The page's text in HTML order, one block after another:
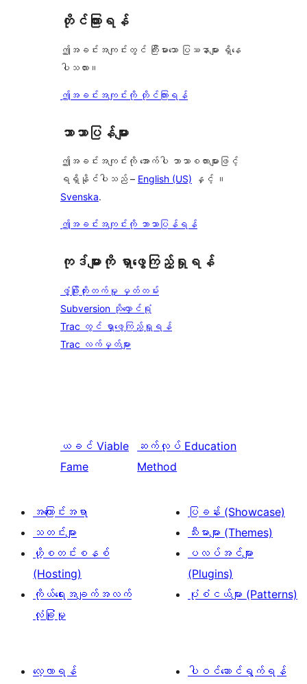
တိုင်ကြားရန်
ဤအခင်းအကျင်းတွင် ကြီးမားသော ပြဿနာများ ရှိနေ
ပါသလား။
ဤအခင်းအကျင်းကို တိုင်ကြားရန်
ဘာသာပြန်များ
ဤအခင်းအကျင်းကို အောက်ပါ ဘာသာစကားများဖြင့်
ရရှိနိုင်ပါသည် – English (US) နှင့် ။
Svenska.
ဤအခင်းအကျင်းကို ဘာသာပြန်ရန်
ကုဒ်များကို ရှာဖွေကြည့်ရှုရန်
ဖွံ့ဖြိုးတိုးတက်မှု မှတ်တမ်း
Subversion သိုလှောင်ရုံ
Trac တွင် ရှာဖွေကြည့်ရှုရန်
Trac လက်မှတ်များ
ယခင် Viable
Fame
ဆက်လုပ် Education
Method
အကြောင်းအရာ
သတင်းများ
ဟို့စတင်းစနစ်
(Hosting)
ကိုယ်ရေးအချက်အလက်
လုံခြုံမှု
ပြခန်း (Showcase)
သီးမားများ (Themes)
ပလပ်အင်များ
(Plugins)
ပုံစံငယ်များ (Patterns)
လေ့လာရန်
ပါဝင်ဆောင်ရွက်ရန်